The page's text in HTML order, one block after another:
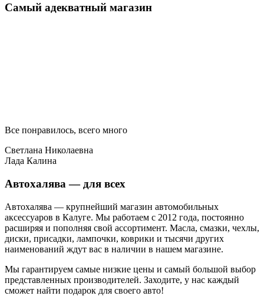
Самый адекватный магазин
Все понравилось, всего много
Светлана Николаевна
Лада Калина
Автохалява — для всех
Автохалява — крупнейший магазин автомобильных
аксессуаров в Калуге. Мы работаем с 2012 года, постоянно
расширяя и пополняя свой ассортимент. Масла, смазки, чехлы,
диски, присадки, лампочки, коврики и тысячи других
наименований ждут вас в наличии в нашем магазине.
Мы гарантируем самые низкие цены и самый большой выбор
представленных производителей. Заходите, у нас каждый
сможет найти подарок для своего авто!